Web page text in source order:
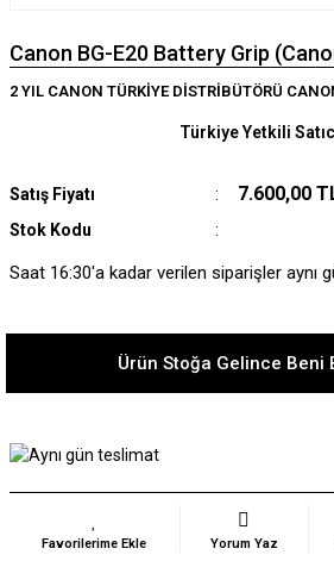
Canon BG-E20 Battery Grip
2 YIL CANON TÜRKİYE DİSTRİBÜTÖRÜ
Satış Fiyatı 7.600,00
Stok Kodu
Türkiye Yetkili
Saat 16:30'a kadar verilen siparişler aynı
Ürün Stoğa Gelince Beni
Yorum Yaz